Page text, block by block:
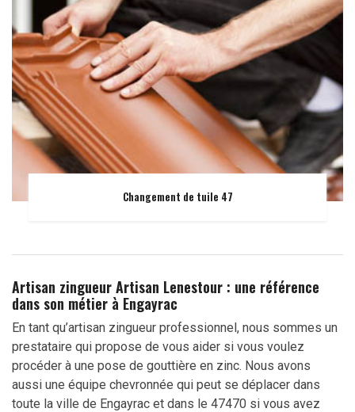
Changement de tuile 47
Artisan zingueur Artisan Lenestour : une référence
dans son métier à Engayrac
En tant qu’artisan zingueur professionnel, nous sommes un
prestataire qui propose de vous aider si vous voulez
procéder à une pose de gouttière en zinc. Nous avons
aussi une équipe chevronnée qui peut se déplacer dans
toute la ville de Engayrac et dans le 47470 si vous avez